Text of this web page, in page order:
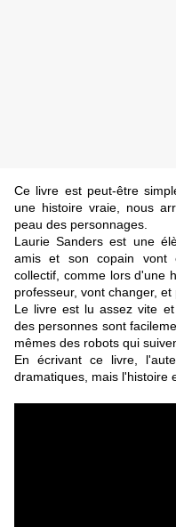
Ce livre est peut-être
une histoire vraie, nous
peau des personnages.
Laurie Sanders est une
amis et son copain vont
collectif, comme lors d'une
professeur, vont changer, et
Le livre est lu assez vite
des personnes sont
mêmes des robots qui
En écrivant ce livre,
dramatiques, mais l'histoire